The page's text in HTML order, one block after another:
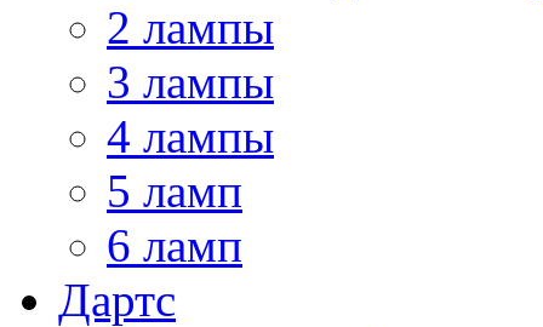
2 лампы
3 лампы
4 лампы
5 ламп
6 ламп
Дартс